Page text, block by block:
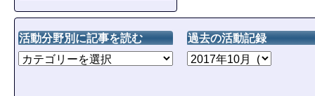
活動分野別に記事を読む 過去の活動記録